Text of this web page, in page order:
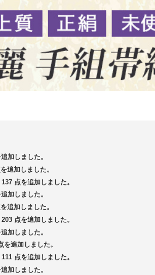
加しました。
追加しました。
点を追加しました。
加しました。
追加しました。
点を追加しました。
加しました。
追加しました。
点を追加しました。
加しました。